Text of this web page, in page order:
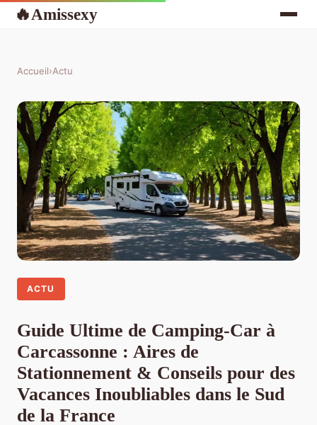
🔥Amissexy
Accueil›Actu
ACTU
Guide Ultime de Camping-Car à
Carcassonne : Aires de
Stationnement & Conseils pour des
Vacances Inoubliables dans le Sud
de la France